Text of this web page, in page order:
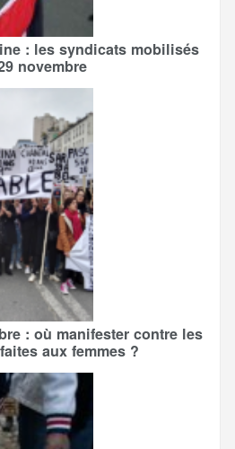
: les syndicats mobilisés
novembre
: où manifester contre les
aux femmes ?